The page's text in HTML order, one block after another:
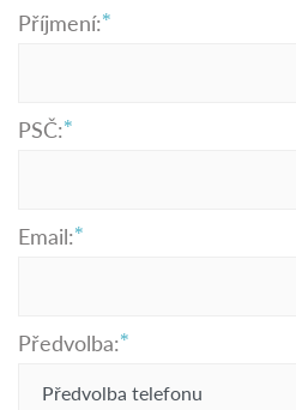
Příjmení:
PSČ:
Email:
Předvolba: